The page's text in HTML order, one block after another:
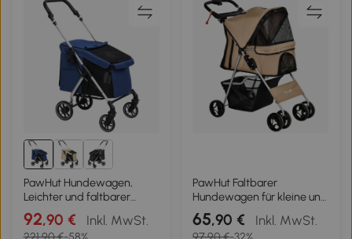
PawHut Hundewagen,
Leichter und faltbarer
Transportwagen für kleine
Hunde, waschbares Kissen,
92,90 € Inkl. MwSt.
PawHut Faltbarer
Hundewagen für kleine und
Miniaturhunde mit Korb
und Getränkehalter,
65,90 € Inkl. MwSt.